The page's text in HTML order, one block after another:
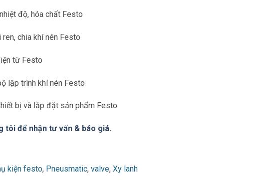
độ, hóa chất Festo
ren, chia khí nén Festo
từ Festo
lập trình khí nén Festo
bị và lắp đặt sản phẩm Festo
tôi để nhận tư vấn & báo giá.
kiện festo, Pneusmatic, valve, Xy lanh